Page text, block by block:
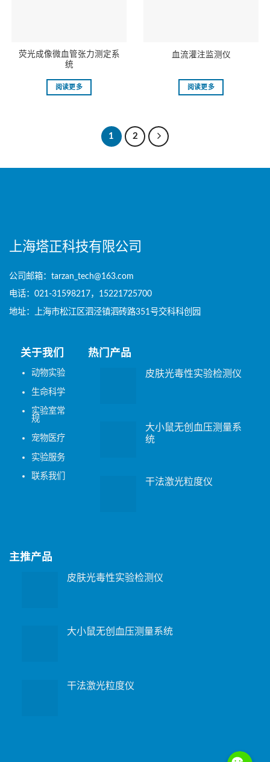
荧光成像微血管张力测定系
统
阅读更多
血流灌注监测仪
阅读更多
1 2
上海塔正科技有限公司
公司邮箱：tarzan_tech@163.com
电话：021-31598217，15221725700
地址：上海市松江区泗泾镇泗砖路351号交科科创园
关于我们
动物实验
生命科学
实验室常
规
宠物医疗
实验服务
联系我们
热门产品
皮肤光毒性实验检测仪
大小鼠无创血压测量系
统
干法激光粒度仪
主推产品
皮肤光毒性实验检测仪
大小鼠无创血压测量系统
干法激光粒度仪
WeChat: